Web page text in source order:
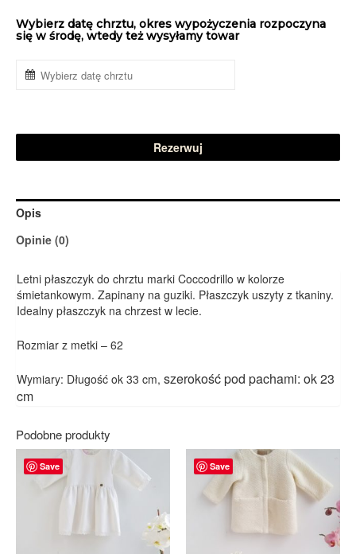
Wybierz datę chrztu, okres wypożyczenia rozpoczyna
się w środę, wtedy też wysyłamy towar
Rezerwuj
Opis
Opinie (0)
Letni płaszczyk do chrztu marki Coccodrillo w kolorze
śmietankowym. Zapinany na guziki. Płaszczyk uszyty z tkaniny.
Idealny płaszczyk na chrzest w lecie.
Rozmiar z metki – 62
Wymiary: Długość ok 33 cm, szerokość pod pachami: ok 23
cm
Podobne produkty
Save Save